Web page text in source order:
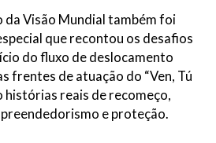
da Visão Mundial também foi
que recontou os desafios
do fluxo de deslocamento
frentes de atuação do “Ven, Tú
histórias reais de recomeço,
e proteção.